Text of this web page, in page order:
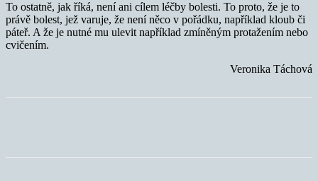
To ostatně, jak říká, není ani cílem léčby bolesti. To proto, že je to
právě bolest, jež varuje, že není něco v pořádku, například kloub či
páteř. A že je nutné mu ulevit například zmíněným protažením nebo
cvičením.
Veronika Táchová